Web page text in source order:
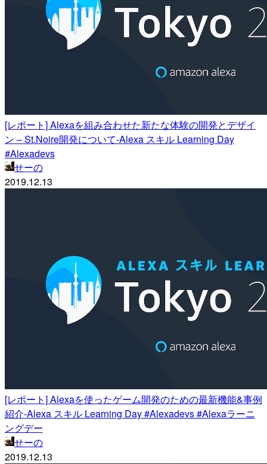
[レポート] Alexaを組み合わせた新たな体験の開発とデザイ
ン – St.Noire開発について-Alexa スキル Learning Day
#Alexadevs
せーの
2019.12.13
[レポート] Alexaを使ったゲーム開発のための最新機能&事例
紹介-Alexa スキル Learning Day #Alexadevs #Alexaラーニ
ングデー
せーの
2019.12.13